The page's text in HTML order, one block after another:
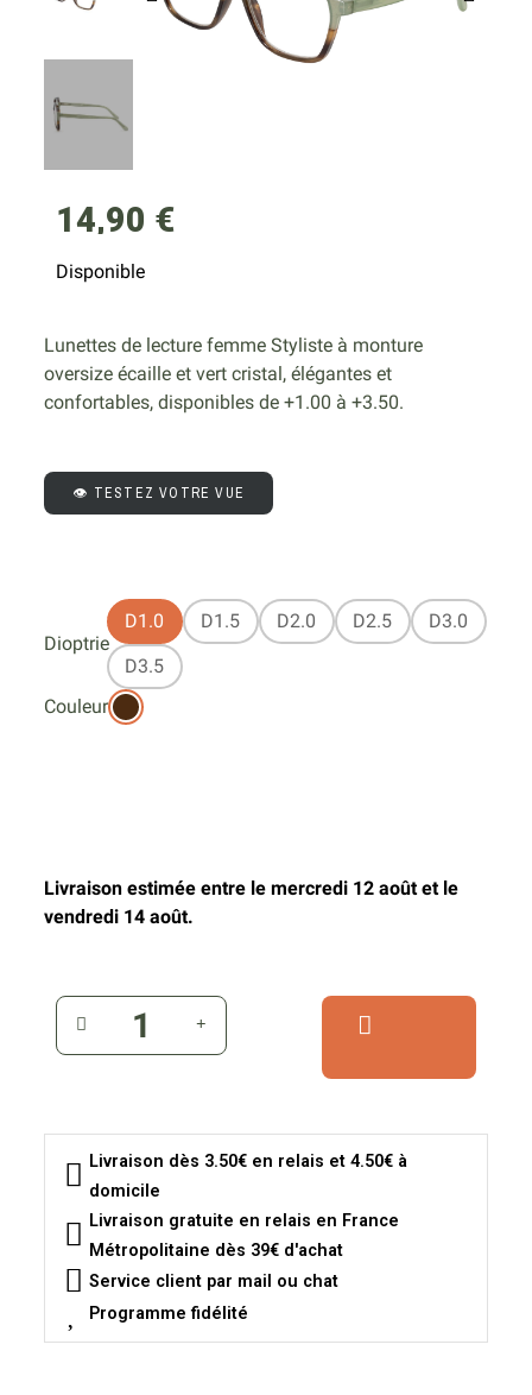
14,90 €
Disponible
Lunettes de lecture femme Styliste à monture
oversize écaille et vert cristal, élégantes et
confortables, disponibles de +1.00 à +3.50.
👁️ TESTEZ VOTRE VUE
Dioptrie
D1.0 D1.5 D2.0 D2.5
D3.0
D3.5
Couleur
Livraison estimée entre le mercredi 12 août et le
vendredi 14 août.
Livraison dès 3.50€ en relais et 4.50€ à
domicile
Livraison gratuite en relais en France
Métropolitaine dès 39€ d'achat
Service client par mail ou chat
Programme fidélité